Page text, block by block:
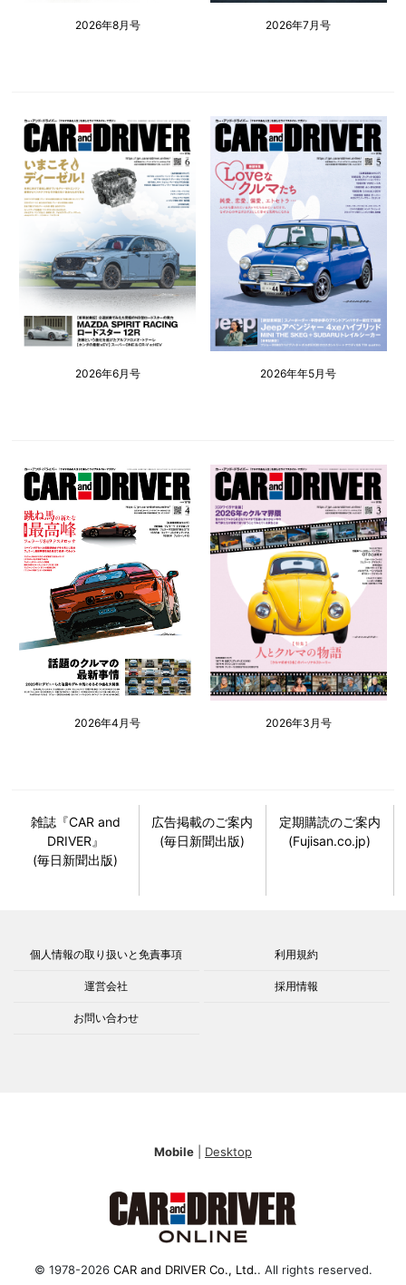
2026年8月号 2026年7月号
2026年6月号 2026年年5月号
2026年4月号 2026年3月号
雑誌『CAR and
DRIVER』
(毎日新聞出版)
広告掲載のご案内
(毎日新聞出版)
定期購読のご案内
(Fujisan.co.jp)
個人情報の取り扱いと免責事項 利用規約
運営会社 採用情報
お問い合わせ
Mobile Desktop
© 1978-2026 CAR and DRIVER Co., Ltd.. All rights reserved.